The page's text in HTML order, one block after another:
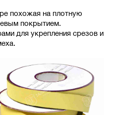
похожая на плотную
покрытием.
для укрепления срезов и